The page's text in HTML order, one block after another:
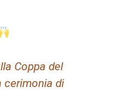
Coppa del
cerimonia di